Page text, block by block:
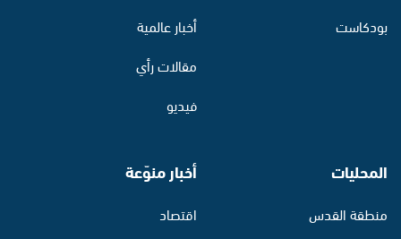
بودكاست
أخبار عالمية
مقالات رأي
فيديو
المحليات
منطقة القدس
أخبار منوّعة
اقتصاد